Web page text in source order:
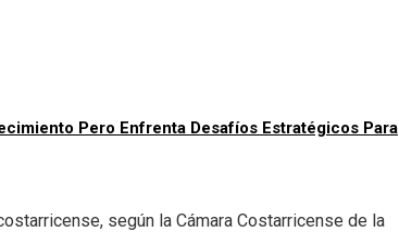
Pero Enfrenta Desafíos Estratégicos Para
según la Cámara Costarricense de la